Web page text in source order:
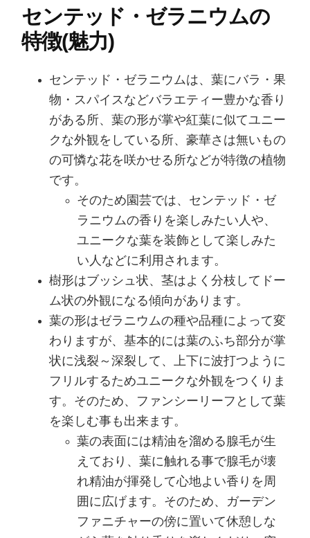
センテッド・ゼラニウムの
特徴(魅力)
センテッド・ゼラニウムは、葉にバラ・果
物・スパイスなどバラエティー豊かな香り
がある所、葉の形が掌や紅葉に似てユニー
クな外観をしている所、豪華さは無いもの
の可憐な花を咲かせる所などが特徴の植物
です。
そのため園芸では、センテッド・ゼ
ラニウムの香りを楽しみたい人や、
ユニークな葉を装飾として楽しみた
い人などに利用されます。
樹形はブッシュ状、茎はよく分枝してドー
ム状の外観になる傾向があります。
葉の形はゼラニウムの種や品種によって変
わりますが、基本的には葉のふち部分が掌
状に浅裂～深裂して、上下に波打つように
フリルするためユニークな外観をつくりま
す。そのため、ファンシーリーフとして葉
を楽しむ事も出来ます。
葉の表面には精油を溜める腺毛が生
えており、葉に触れる事で腺毛が壊
れ精油が揮発して心地よい香りを周
囲に広げます。そのため、ガーデン
ファニチャーの傍に置いて休憩しな